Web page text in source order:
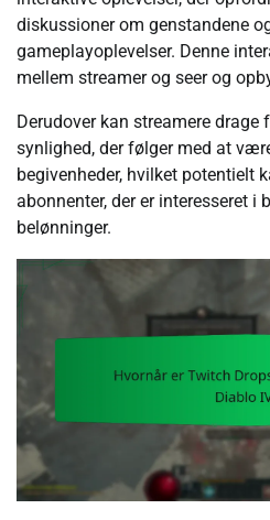
diskussioner om genstandene
gameplayoplevelser. Denne
mellem streamer og seer og
Derudover kan streamere drage
synlighed, der følger med at
begivenheder, hvilket potentielt
abonnenter, der er interesseret i
belønninger.